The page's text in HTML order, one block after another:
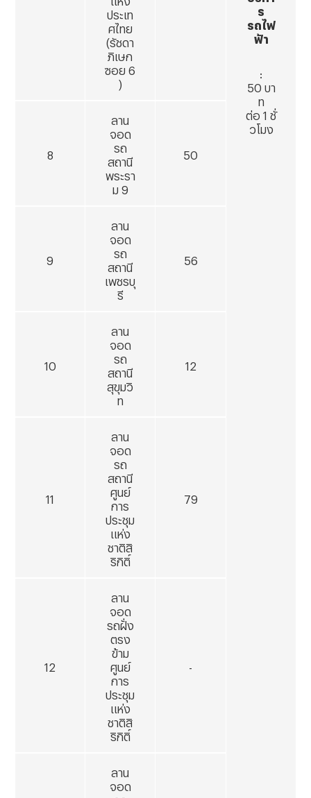
ร
รถไฟ
ฟ้า
:
50 บา
ท
ต่อ 1 ชั่
วโมง
ประเท
ศไทย
(รัชดา
ภิเษก
ซอย 6
)
8
ลาน
จอด
รถ
สถานี
พระรา
ม 9
50
9
ลาน
จอด
รถ
สถานี
เพชรบุ
รี
56
10
ลาน
จอด
รถ
สถานี
สุขุมวิ
ท
12
11
ลาน
จอด
รถ
สถานี
ศูนย์
การ
ประชุม
แห่ง
ชาติสิ
ริกิติ์
79
12
ลาน
จอด
รถฝั่ง
ตรง
ข้าม
ศูนย์
การ
ประชุม
แห่ง
ชาติสิ
ริกิติ์
ลาน
จอด